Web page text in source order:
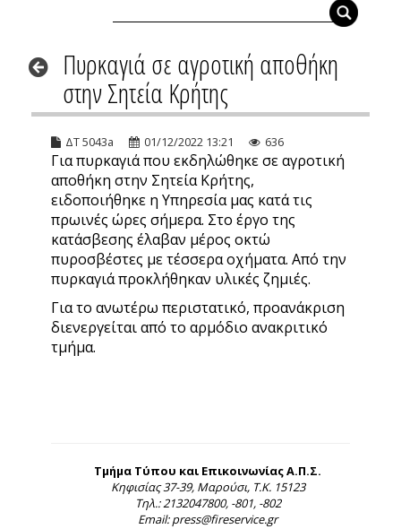
Πυρκαγιά σε αγροτική αποθήκη
στην Σητεία Κρήτης
ΔΤ 5043a 01/12/2022 13:21 636
Για πυρκαγιά που εκδηλώθηκε σε αγροτική
αποθήκη στην Σητεία Κρήτης,
ειδοποιήθηκε η Υπηρεσία μας κατά τις
πρωινές ώρες σήμερα. Στο έργο της
κατάσβεσης έλαβαν μέρος οκτώ
πυροσβέστες με τέσσερα οχήματα. Από την
πυρκαγιά προκλήθηκαν υλικές ζημιές.
Για το ανωτέρω περιστατικό, προανάκριση
διενεργείται από το αρμόδιο ανακριτικό
τμήμα.
Τμήμα Τύπου και Επικοινωνίας Α.Π.Σ.
Κηφισίας 37-39, Μαρούσι, Τ.Κ. 15123
Τηλ.: 2132047800, -801, -802
Email: press@fireservice.gr